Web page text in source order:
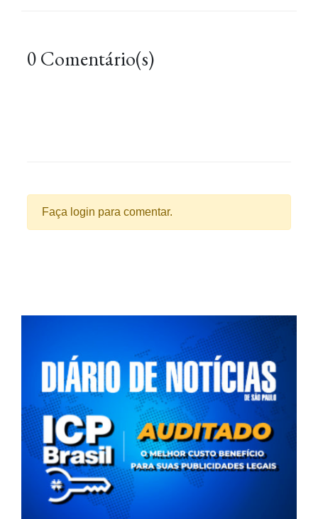
0 Comentário(s)
Faça login para comentar.